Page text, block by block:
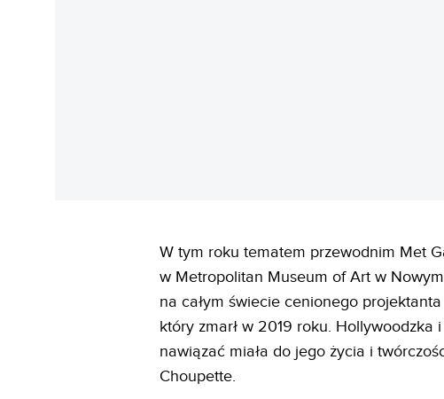
W tym roku tematem przewodnim Met
w Metropolitan Museum of Art w
na całym świecie cenionego
który zmarł w 2019 roku.
nawiązać miała do jego życia i
Choupette.